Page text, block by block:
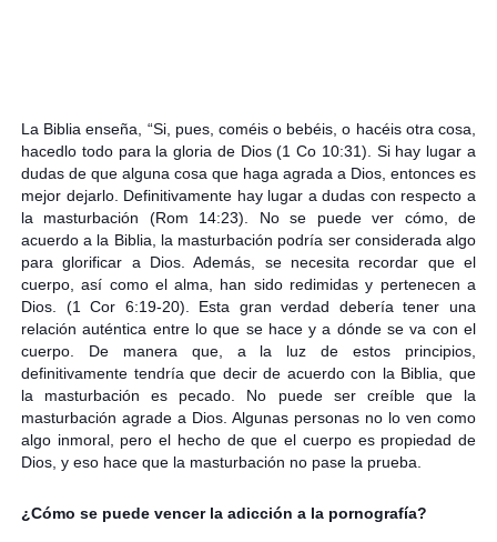
La Biblia enseña, “Si, pues, coméis o bebéis, o hacéis otra cosa,
hacedlo todo para la gloria de Dios (1 Co 10:31). Si hay lugar a
dudas de que alguna cosa que haga agrada a Dios, entonces es
mejor dejarlo. Definitivamente hay lugar a dudas con respecto a
la masturbación (Rom 14:23). No se puede ver cómo, de
acuerdo a la Biblia, la masturbación podría ser considerada algo
para glorificar a Dios. Además, se necesita recordar que el
cuerpo, así como el alma, han sido redimidas y pertenecen a
Dios. (1 Cor 6:19-20). Esta gran verdad debería tener una
relación auténtica entre lo que se hace y a dónde se va con el
cuerpo. De manera que, a la luz de estos principios,
definitivamente tendría que decir de acuerdo con la Biblia, que
la masturbación es pecado. No puede ser creíble que la
masturbación agrade a Dios. Algunas personas no lo ven como
algo inmoral, pero el hecho de que el cuerpo es propiedad de
Dios, y eso hace que la masturbación no pase la prueba.
¿Cómo se puede vencer la adicción a la pornografía?